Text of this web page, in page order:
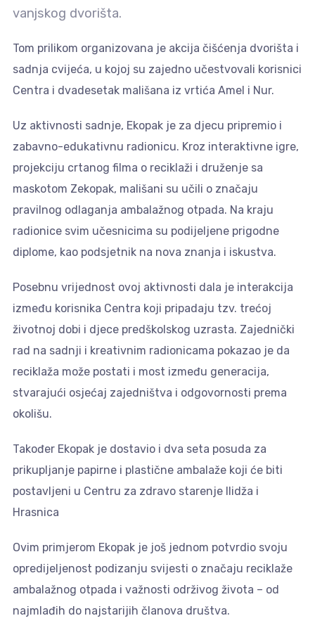
vanjskog dvorišta.
Tom prilikom organizovana je akcija čišćenja dvorišta i
sadnja cvijeća, u kojoj su zajedno učestvovali korisnici
Centra i dvadesetak mališana iz vrtića Amel i Nur.
Uz aktivnosti sadnje, Ekopak je za djecu pripremio i
zabavno-edukativnu radionicu. Kroz interaktivne igre,
projekciju crtanog filma o reciklaži i druženje sa
maskotom Zekopak, mališani su učili o značaju
pravilnog odlaganja ambalažnog otpada. Na kraju
radionice svim učesnicima su podijeljene prigodne
diplome, kao podsjetnik na nova znanja i iskustva.
Posebnu vrijednost ovoj aktivnosti dala je interakcija
između korisnika Centra koji pripadaju tzv. trećoj
životnoj dobi i djece predškolskog uzrasta. Zajednički
rad na sadnji i kreativnim radionicama pokazao je da
reciklaža može postati i most između generacija,
stvarajući osjećaj zajedništva i odgovornosti prema
okolišu.
Također Ekopak je dostavio i dva seta posuda za
prikupljanje papirne i plastične ambalaže koji će biti
postavljeni u Centru za zdravo starenje Ilidža i
Hrasnica
Ovim primjerom Ekopak je još jednom potvrdio svoju
opredijeljenost podizanju svijesti o značaju reciklaže
ambalažnog otpada i važnosti održivog života – od
najmlađih do najstarijih članova društva.